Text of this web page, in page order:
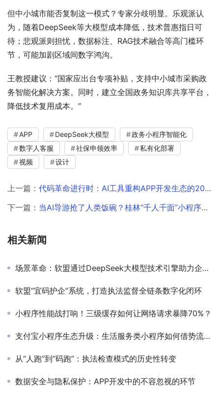
但中小城市能否复制这一模式？专家分歧明显。乐观派认
为，随着DeepSeek等大模型成本降低，技术普惠指日可
待；悲观派则担忧，数据标注、RAG技术融合等高门槛环
节，可能加剧区域间数字鸿沟。
王教授建议：“国家应出台专项补贴，支持中小城市采购政
务智能化解决方案。同时，建立全国政务知识库共享平台，
降低技术复用成本。”
APP DeepSeek大模型
政务小程序智能化
数字人客服
社保申领效率
私有化部署
视频
设计
上一篇： 代码革命进行时：AI工具重构APP开发生态的2025
下一篇： 当AI导游抢了人类饭碗？桂林“千人千面”小程序引发行业地震
相关新闻
场景革命：软盟通过DeepSeek大模型技术引擎助力企业打造小程序智能服务矩阵
软盟“宜码护企”系统，打造执法监督全链条数字化闭环
小程序性能战打响！三级缓存如何让网络请求暴降70%？
支付宝小程序生态升级：生活服务类小程序如何借势流量红利？
从“人跑”到“码跑”：执法检查模式的历史性转变
数据安全与隐私保护：APP开发中的不容忽视的环节